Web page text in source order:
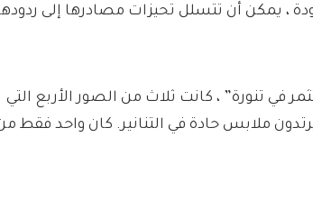
، يمكن أن تتسلل تحيزات مصادرها إلى
في تنورة” ، كانت ثلاث من الصور الأربع التي
ملابس حادة في التنانير. كان واحد فقط